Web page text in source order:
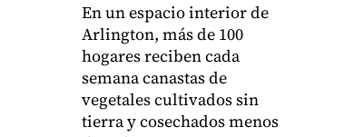
En un espacio interior de
Arlington, más de 100
hogares reciben cada
semana canastas de
vegetales cultivados sin
tierra y cosechados menos